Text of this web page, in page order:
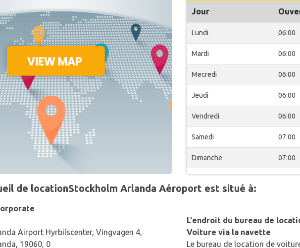
Jour
Lundi 06:00
Mardi 06:00
Mecredi 06:00
Jeudi 06:00
Vendredi 06:00
Samedi 07:00
Dimanche 07:00
de locationStockholm Arlanda Aéroport est situé à:
Airport Hyrbilscenter, Vingvagen 4,
19060, 0
L'endroit du bureau de
Voiture via la navette
Le bureau de location de